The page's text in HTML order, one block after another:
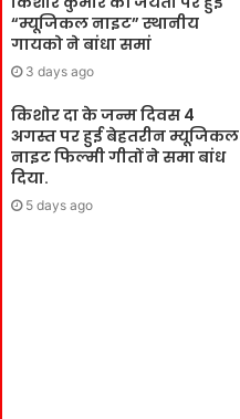
“म्यूजिकल नाइट” स्थानीय
गायको ने बांधा समां
3 days ago
किशोर दा के जन्म दिवस 4
अगस्त पर हुई बेहतरीन म्यूजिकल
नाइट फिल्मी गीतों ने समा बांध
दिया.
5 days ago